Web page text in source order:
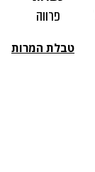
פרווה
טבלת המרות